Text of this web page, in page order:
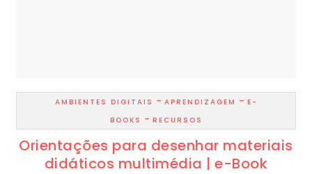
AMBIENTES DIGITAIS - APRENDIZAGEM - E-
BOOKS - RECURSOS
Orientações para desenhar materiais
didáticos multimédia | e-Book